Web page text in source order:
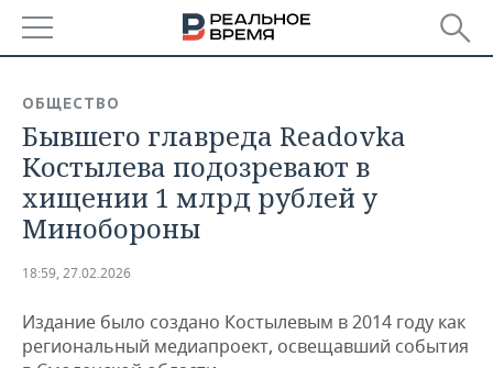
БАШКОРТОСТАН
ТАТАРСТАН
УДМУРТИЯ
НОВОСТИ
АНАЛИТИКА
НОВОСТИ АНАЛИТИКИ
ДЕКЛАРАЦИИ О ДОХОДАХ
КОРОЛИ ГОСЗАКАЗА ПФО
ЭКОНОМИКА
НОВОСТИ ЭКОНОМИКИ
ФИНАНСЫ
ПРОМЫШЛЕННОСТЬ
НОВОСТИ
ПРОМЫШЛЕННОСТИ
НЕДВИЖИМОСТЬ
ОБЩЕСТВО
Бывшего главреда Readovka
Костылева подозревают в
хищении 1 млрд рублей у
Минобороны
18:59, 27.02.2026
Издание было создано Костылевым в 2014 году как
региональный медиапроект, освещавший события